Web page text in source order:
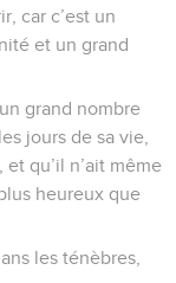
car c’est un
et un grand
grand nombre
jours de sa vie,
qu’il n’ait même
heureux que
les ténèbres,